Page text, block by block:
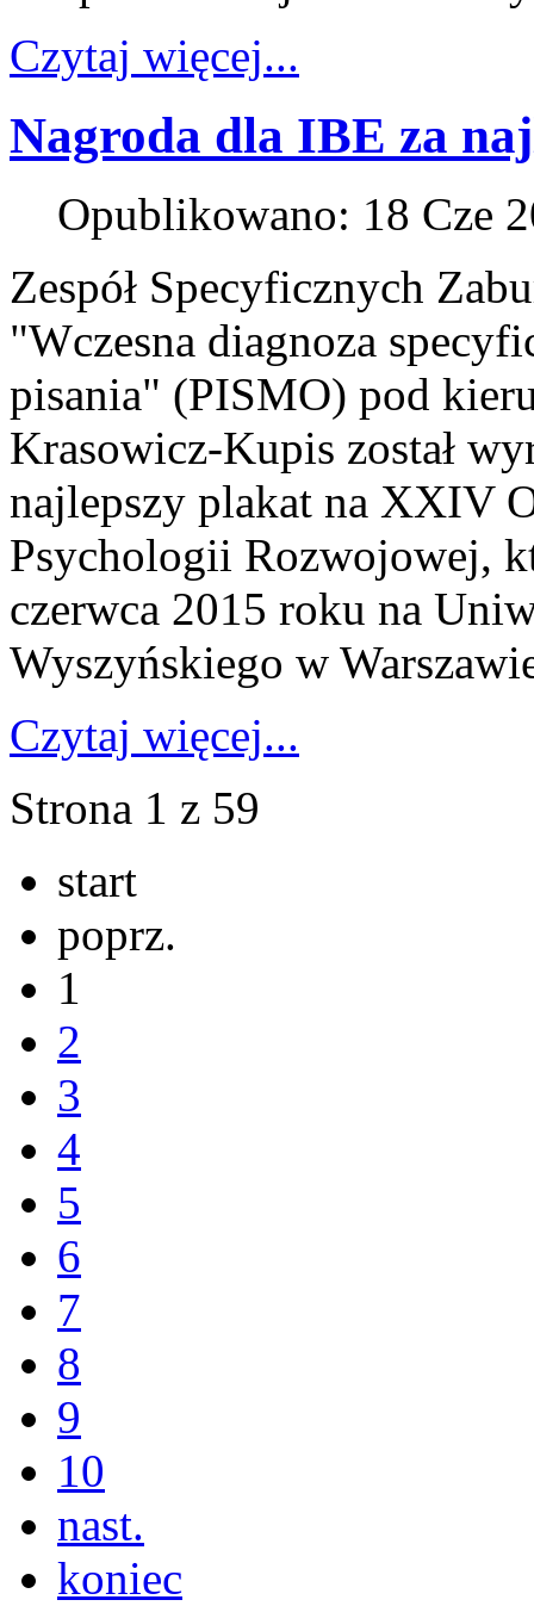
Czytaj więcej...
Nagroda dla IBE za
Opublikowano: 18 Cze
Zespół Specyficznych
"Wczesna diagnoza
pisania" (PISMO) pod
Krasowicz-Kupis został
najlepszy plakat na XXIV
Psychologii Rozwojowej,
czerwca 2015 roku na
Wyszyńskiego w
Czytaj więcej...
Strona 1 z 59
start
poprz.
1
2
3
4
5
6
7
8
9
10
nast.
koniec